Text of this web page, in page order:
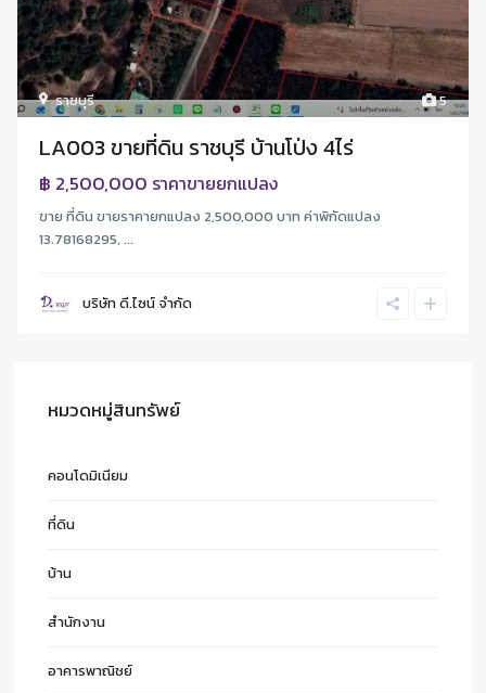
5
ราชบุรี
LA003 ขายที่ดิน ราชบุรี บ้านโป่ง 4ไร่
฿ 2,500,000 ราคาขายยกแปลง
ขาย ที่ดิน ขายราคายกแปลง 2,500,000 บาท ค่าพิกัดแปลง
13.78168295, ...
บริษัท ดี.ไซน์ จํากัด
หมวดหมู่สินทรัพย์
คอนโดมิเนียม
ที่ดิน
บ้าน
สำนักงาน
อาคารพาณิชย์